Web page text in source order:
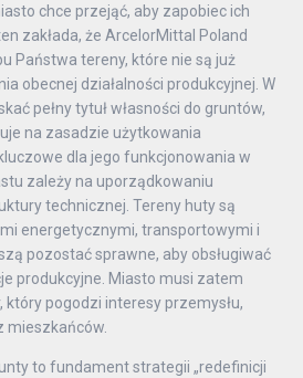
chce przejąć, aby zapobiec ich
zakłada, że ArcelorMittal Poland
Państwa tereny, które nie są już
obecnej działalności produkcyjnej. W
pełny tytuł własności do gruntów,
na zasadzie użytkowania
dla jego funkcjonowania w
zależy na uporządkowaniu
technicznej. Tereny huty są
energetycznymi, transportowymi i
pozostać sprawne, aby obsługiwać
produkcyjne. Miasto musi zatem
który pogodzi interesy przemysłu,
mieszkańców.
to fundament strategii „redefinicji